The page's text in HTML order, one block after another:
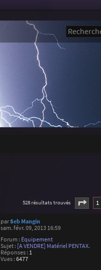
528 résultats trouvés Page
1
parSeb Mangin
sam. févr. 09, 2013 16:59
Forum : Équipement
Sujet : [A VENDRE] Matériel PENTAX.
Réponses : 1
Vues : 6477